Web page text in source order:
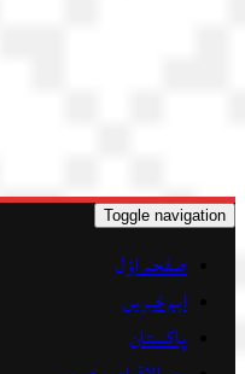
Toggle navigation
صفحہ اوّل
اہم خبریں
پاکستان